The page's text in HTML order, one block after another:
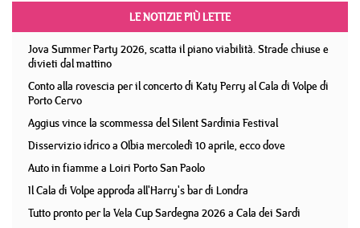
LE NOTIZIE PIÙ LETTE
Jova Summer Party 2026, scatta il piano viabilità. Strade chiuse e
divieti dal mattino
Conto alla rovescia per il concerto di Katy Perry al Cala di Volpe di
Porto Cervo
Aggius vince la scommessa del Silent Sardinia Festival
Disservizio idrico a Olbia mercoledì 10 aprile, ecco dove
Auto in fiamme a Loiri Porto San Paolo
Il Cala di Volpe approda all'Harry's bar di Londra
Tutto pronto per la Vela Cup Sardegna 2026 a Cala dei Sardi